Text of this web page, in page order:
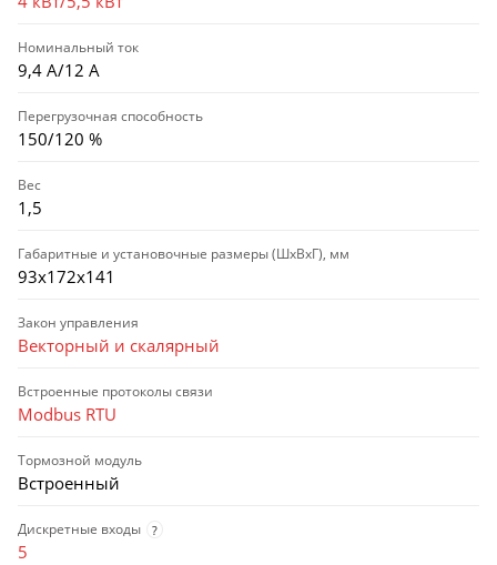
Номинальный ток
9,4 А/12 А
Перегрузочная способность
150/120 %
Вес
1,5
Габаритные и установочные размеры (ШхВхГ), мм
93х172х141
Закон управления
Векторный и скалярный
Встроенные протоколы связи
Modbus RTU
Тормозной модуль
Встроенный
Дискретные входы ?
5